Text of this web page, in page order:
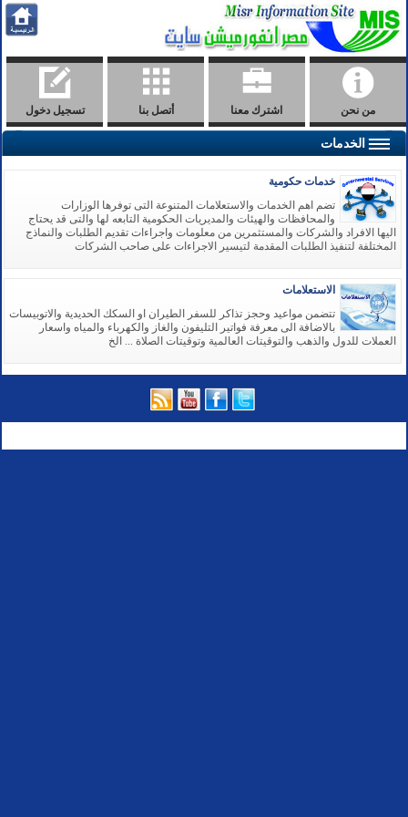
من نحن اشترك معنا أتصل بنا تسجيل دخول
الخدمات
خدمات حكومية
تضم اهم الخدمات والاستعلامات المتنوعة التى توفرها الوزارات
والمحافظات والهيئات والمديريات الحكومية التابعه لها والتى قد يحتاج
اليها الافراد والشركات والمستثمرين من معلومات واجراءات تقديم الطلبات والنماذج
المختلفة لتنفيذ الطلبات المقدمة لتيسير الاجراءات على صاحب الشركات
الاستعلامات
تتضمن مواعيد وحجز تذاكر للسفر الطيران او السكك الحديدية والاتوبيسات
بالاضافة الى معرفة فواتير التليفون والغاز والكهرباء والمياه واسعار
العملات للدول والذهب والتوقيتات العالمية وتوقيتات الصلاة ... الخ